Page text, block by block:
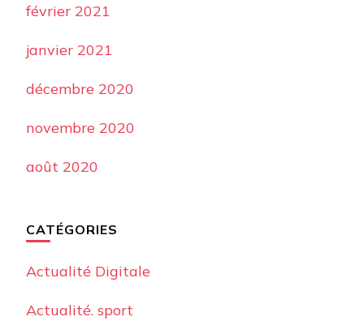
février 2021
janvier 2021
décembre 2020
novembre 2020
août 2020
CATÉGORIES
Actualité Digitale
Actualité. sport